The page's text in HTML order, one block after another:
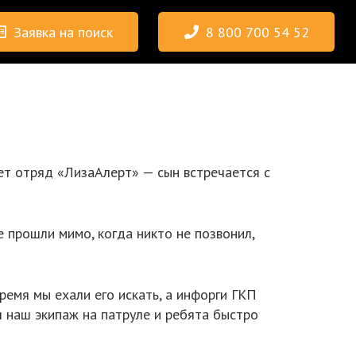
Заявка на поиск 8 800 700 54 52
отряд «ЛизаАлерт» — сын встречается с
прошли мимо, когда никто не позвонил,
мы ехали его искать, а инфорги ГКП
наш экипаж на патруле и ребята быстро